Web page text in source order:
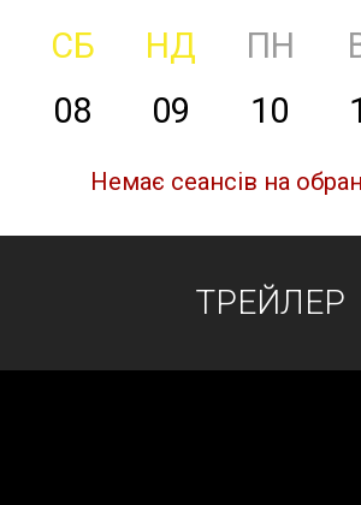
СБ НД ПН
08 09 10
Немає сеансів на
ТРЕЙЛЕР